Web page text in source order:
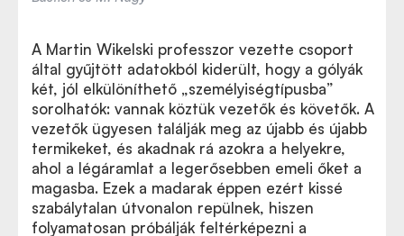
A Martin Wikelski professzor vezette csoport
által gyűjtött adatokból kiderült, hogy a gólyák
két, jól elkülöníthető „személyiségtípusba”
sorolhatók: vannak köztük vezetők és követők. A
vezetők ügyesen találják meg az újabb és újabb
termikeket, és akadnak rá azokra a helyekre,
ahol a légáramlat a legerősebben emeli őket a
magasba. Ezek a madarak éppen ezért kissé
szabálytalan útvonalon repülnek, hiszen
folyamatosan próbálják feltérképezni a